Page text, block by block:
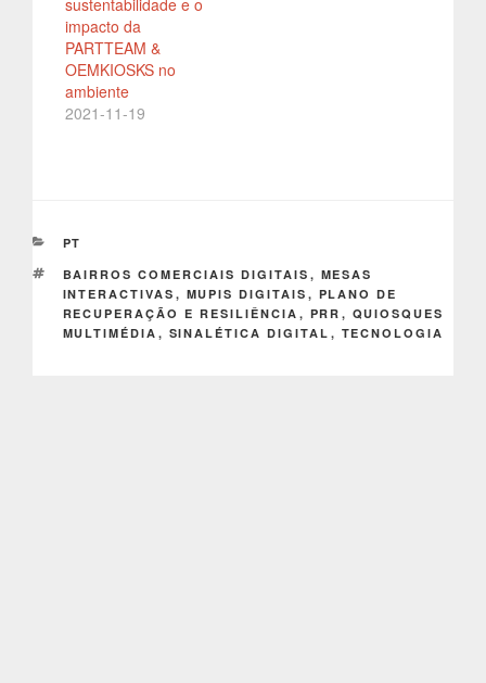
impacto da
PARTTEAM &
OEMKIOSKS no
ambiente
2021-11-19
CATEGORIAS
PT
ETIQUETAS
BAIRROS COMERCIAIS DIGITAIS , MESAS
INTERACTIVAS , MUPIS DIGITAIS , PLANO DE
RECUPERAÇÃO E RESILIÊNCIA , PRR , QUIOSQUES
MULTIMÉDIA , SINALÉTICA DIGITAL , TECNOLOGIA